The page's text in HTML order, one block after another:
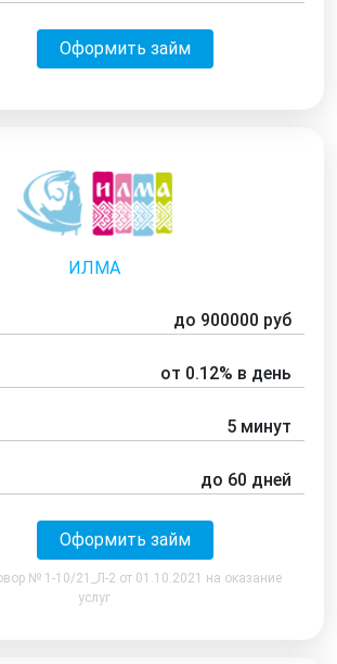
Оформить займ
ИЛМА
до 900000 руб
от 0.12% в день
5 минут
до 60 дней
Оформить займ
№ 1-10/21_Л-2 от 01.10.2021 на оказание
услуг